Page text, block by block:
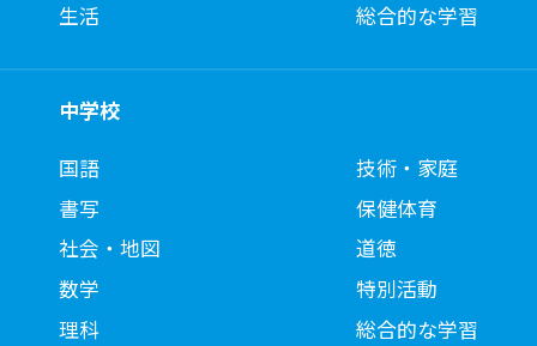
生活
総合的な学習
中学校
国語
書写
社会・地図
数学
理科
技術・家庭
保健体育
道徳
特別活動
総合的な学習